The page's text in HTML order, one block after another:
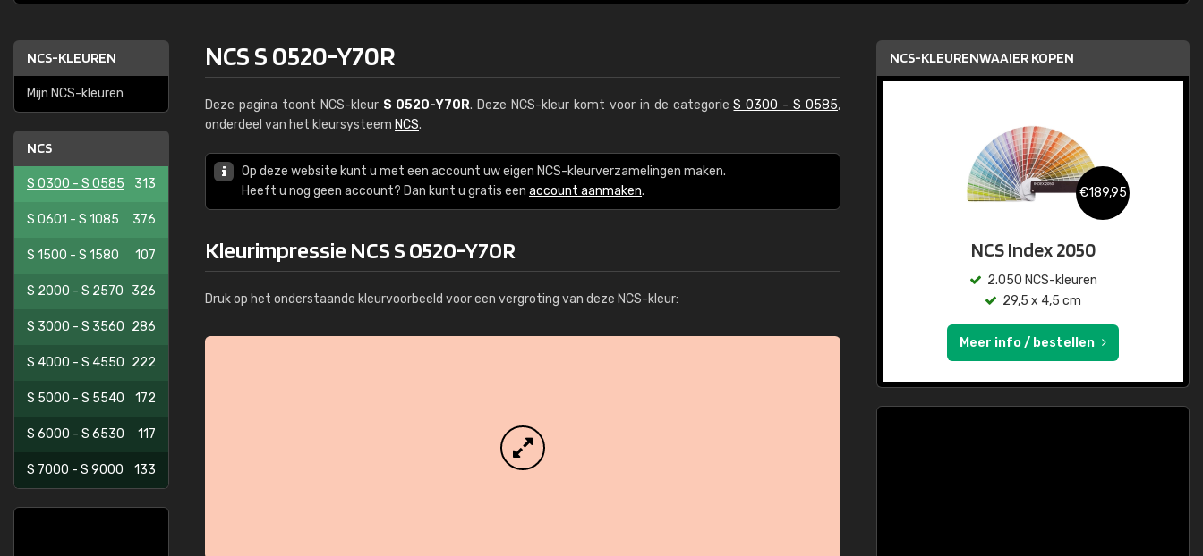
NCS-KLEUREN
Mijn NCS-kleuren
NCS
S 0300 - S 0585 313
S 0601 - S 1085 376
S 1500 - S 1580 107
S 2000 - S 2570 326
S 3000 - S 3560 286
S 4000 - S 4550 222
S 5000 - S 5540 172
S 6000 - S 6530 117
S 7000 - S 9000 133
NCS S 0520-Y70R
Deze pagina toont NCS-kleur S 0520-Y70R. Deze NCS-kleur komt voor in de categorieS 0300 - S 0585,
onderdeel van het kleursysteem NCS.
Op deze website kunt u met een account uw eigen NCS-kleurverzamelingen maken.
Heeft u nog geen account? Dan kunt u gratis een account aanmaken.
Kleurimpressie NCS S 0520-Y70R
Druk op het onderstaande kleurvoorbeeld voor een vergroting van deze NCS-kleur:
NCS-KLEURENWAAIER KOPEN
€189,95
NCS Index 2050
2.050 NCS-kleuren
29,5 x 4,5 cm
Meer info / bestellen